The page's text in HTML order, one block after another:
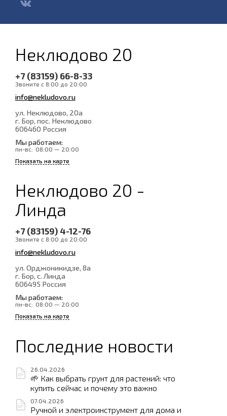
Неклюдово 20
+7 (83159) 66-8-33
Звоните с 8:00 до 20:00
info@nekludovo.ru
ул. Неклюдово, 20а
г. Бор, пос. Неклюдово
606460 Россия
Мы работаем:
пн-вс: 08:00 — 20:00
Показать на карте
Неклюдово 20 -
Линда
+7 (83159) 4-12-76
Звоните с 8:00 до 20:00
info@nekludovo.ru
ул. Орджоникидзе, 8а
г. Бор, с. Линда
606495 Россия
Мы работаем:
пн-вс: 08:00 — 20:00
Показать на карте
Последние новости
26.04.2026
🌱 Как выбрать грунт для растений: что
купить сейчас и почему это важно
07.04.2026
Ручной и электроинструмент для дома и